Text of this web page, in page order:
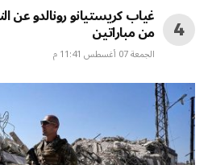
غياب كريستيانو رونالدو عن
من مباراتين
الجمعة 07 أغسطس 11:41 م